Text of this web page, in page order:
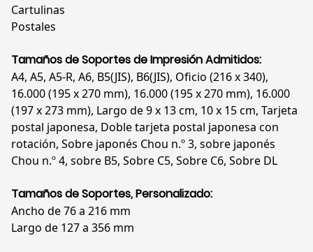
Cartulinas
Postales
Tamaños de Soportes de Impresión Admitidos:
A4, A5, A5-R, A6, B5(JIS), B6(JIS), Oficio (216 x 340),
16.000 (195 x 270 mm), 16.000 (195 x 270 mm), 16.000
(197 x 273 mm), Largo de 9 x 13 cm, 10 x 15 cm, Tarjeta
postal japonesa, Doble tarjeta postal japonesa con
rotación, Sobre japonés Chou n.º 3, sobre japonés
Chou n.º 4, sobre B5, Sobre C5, Sobre C6, Sobre DL
Tamaños de Soportes, Personalizado:
Ancho de 76 a 216 mm
Largo de 127 a 356 mm